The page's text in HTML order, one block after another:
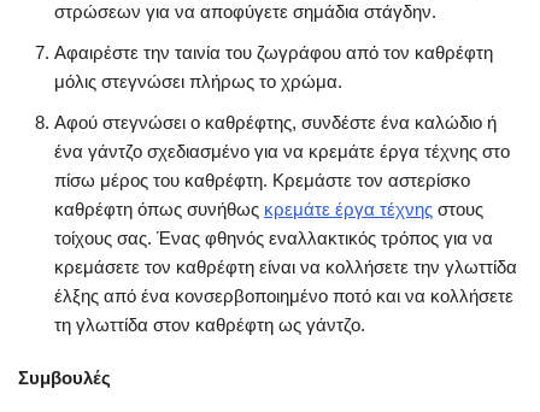
στρώσεων για να αποφύγετε σημάδια στάγδην.
Αφαιρέστε την ταινία του ζωγράφου από τον καθρέφτη
μόλις στεγνώσει πλήρως το χρώμα.
Αφού στεγνώσει ο καθρέφτης, συνδέστε ένα καλώδιο ή
ένα γάντζο σχεδιασμένο για να κρεμάτε έργα τέχνης στο
πίσω μέρος του καθρέφτη. Κρεμάστε τον αστερίσκο
καθρέφτη όπως συνήθως κρεμάτε έργα τέχνης στους
τοίχους σας. Ένας φθηνός εναλλακτικός τρόπος για να
κρεμάσετε τον καθρέφτη είναι να κολλήσετε την γλωττίδα
έλξης από ένα κονσερβοποιημένο ποτό και να κολλήσετε
τη γλωττίδα στον καθρέφτη ως γάντζο.
Συμβουλές